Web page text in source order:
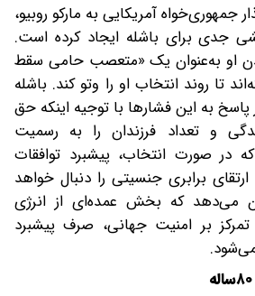
قانون‌گذار جمهوری‌خواه آمریکایی به مارکو روبیو،
جدی برای باشله ایجاد کرده است.
او به‌عنوان یک «متعصب حامی سقط
تا روند انتخاب او را وتو کند. باشله
به این فشارها با توجیه اینکه حق
و تعداد فرزندان را به رسمیت
در صورت انتخاب، پیشبرد توافقات
برابری جنسیتی را دنبال خواهد
می‌دهد که بخش عمده‌ای از انرژی
بر امنیت جهانی، صرف پیشبرد